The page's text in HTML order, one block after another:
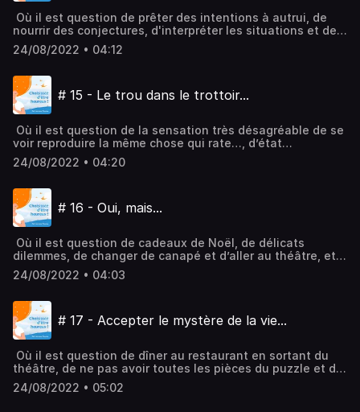
Où il est question de prêter des intentions à autrui, de
nourrir des conjectures, d'interpréter les situations et de
s'en remplir l'esprit, et tout cela même sans prendre
l'avion… Hébergé par Audiomeans. Visitez
d'informations.
24/08/2022 • 04:12
# 15 - Le trou dans le trottoir...
Où il est question de la sensation très désagréable de se
voir reproduire la même chose qui rate…, d’état
hypnotique et de découragement, et peut-être de
changer de trottoir la prochaine fois ! Hébergé par
confidentialite pour plus d'informations.
24/08/2022 • 04:20
# 16 - Oui, mais...
Où il est question de cadeaux de Noël, de délicats
dilemmes, de changer de canapé et d’aller au théâtre, et
de manquer le dernier métro mais pour une bonne cause…
! Hébergé par Audiomeans. Visitez
d'informations.
24/08/2022 • 04:03
# 17 - Accepter le mystère de la vie...
Où il est question de dîner au restaurant en sortant du
théâtre, de ne pas avoir toutes les pièces du puzzle et de
ne rien comprendre de la conversation à la table voisine,
de philosophie indienne et de verre de Côte de Grives…
24/08/2022 • 05:02